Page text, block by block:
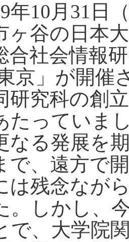
年10月31日
ヶ谷の日本
合社会情報
京」が開催
研究科の創
たっていま
なる発展を
、遠方で
は残念なが
。しかし、
で、大学院